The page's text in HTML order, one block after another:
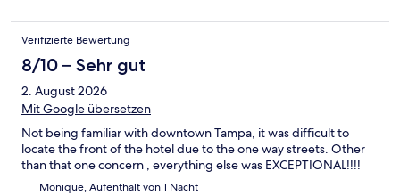
Verifizierte Bewertung
8/10 – Sehr gut
2. August 2026
Mit Google übersetzen
Not being familiar with downtown Tampa, it was difficult to
locate the front of the hotel due to the one way streets. Other
than that one concern , everything else was EXCEPTIONAL!!!!
Monique, Aufenthalt von 1 Nacht